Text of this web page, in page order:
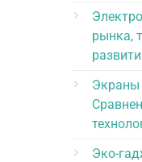
рынка,
Экраны
Эко-